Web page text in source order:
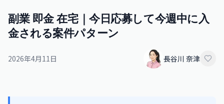
副業 即金 在宅｜今日応募して今週中に入
金される案件パターン
2026年4月11日 長谷川 奈津